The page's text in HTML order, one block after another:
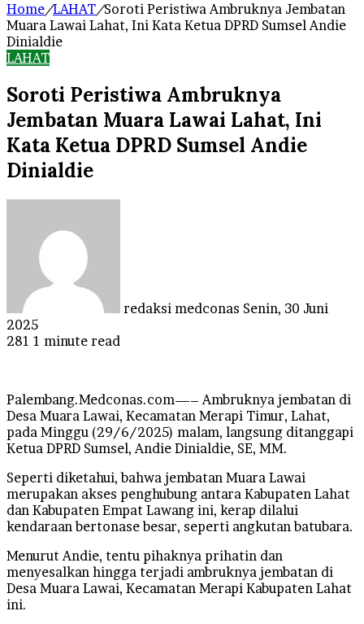
Home/LAHAT/Soroti Peristiwa Ambruknya Jembatan
Muara Lawai Lahat, Ini Kata Ketua DPRD Sumsel Andie
Dinialdie
LAHAT
Soroti Peristiwa Ambruknya
Jembatan Muara Lawai Lahat, Ini
Kata Ketua DPRD Sumsel Andie
Dinialdie
redaksi medconas Senin, 30 Juni
2025
281 1 minute read
Palembang.Medconas.com—– Ambruknya jembatan di
Desa Muara Lawai, Kecamatan Merapi Timur, Lahat,
pada Minggu (29/6/2025) malam, langsung ditanggapi
Ketua DPRD Sumsel, Andie Dinialdie, SE, MM.
Seperti diketahui, bahwa jembatan Muara Lawai
merupakan akses penghubung antara Kabupaten Lahat
dan Kabupaten Empat Lawang ini, kerap dilalui
kendaraan bertonase besar, seperti angkutan batubara.
Menurut Andie, tentu pihaknya prihatin dan
menyesalkan hingga terjadi ambruknya jembatan di
Desa Muara Lawai, Kecamatan Merapi Kabupaten Lahat
ini.